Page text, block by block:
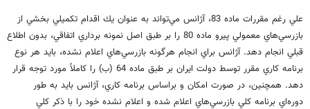
علي رغم مقررات ماده 83، آژانس مي‌تواند به عنوان يك اقدام تكميلي بخشي از
بازرسي‌هاي معمولي پيرو ماده 80 را بر طبق اصل نمونه برداري اتفاقي، بدون اطلاع
قبلي انجام دهد. آژانس براي انجام هرگونه بازرسي‌هاي اعلام نشده، بايد هر نوع
برنامه كاري مقرر توسط دولت ايران بر طبق ماده 64 (ب) را كاملاً مورد توجه قرار
دهد. همچنين، در صورت امكان و براساس برنامه كاري، آژانس بايد به طور
دوره‌اي برنامه كلي بازرسي‌هاي اعلام شده و اعلام نشده خود را با ذكر كلي